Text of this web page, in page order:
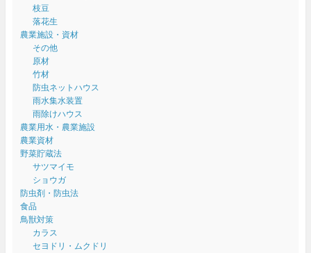
枝豆
落花生
農業施設・資材
その他
原材
竹材
防虫ネットハウス
雨水集水装置
雨除けハウス
農業用水・農業施設
農業資材
野菜貯蔵法
サツマイモ
ショウガ
防虫剤・防虫法
食品
鳥獣対策
カラス
セヨドリ・ムクドリ